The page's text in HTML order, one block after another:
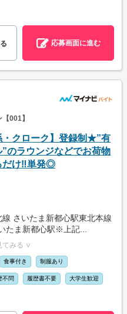
応募画面に進む
001】
・クローク】登録制★”有
のラウンジなどでお荷物
だけ‼単発◎
さいたま新都心駅東北本線
たま新都心駅※上記...
てみる ∨
食事付き 制服あり
不問 履歴書不要 大学生歓迎